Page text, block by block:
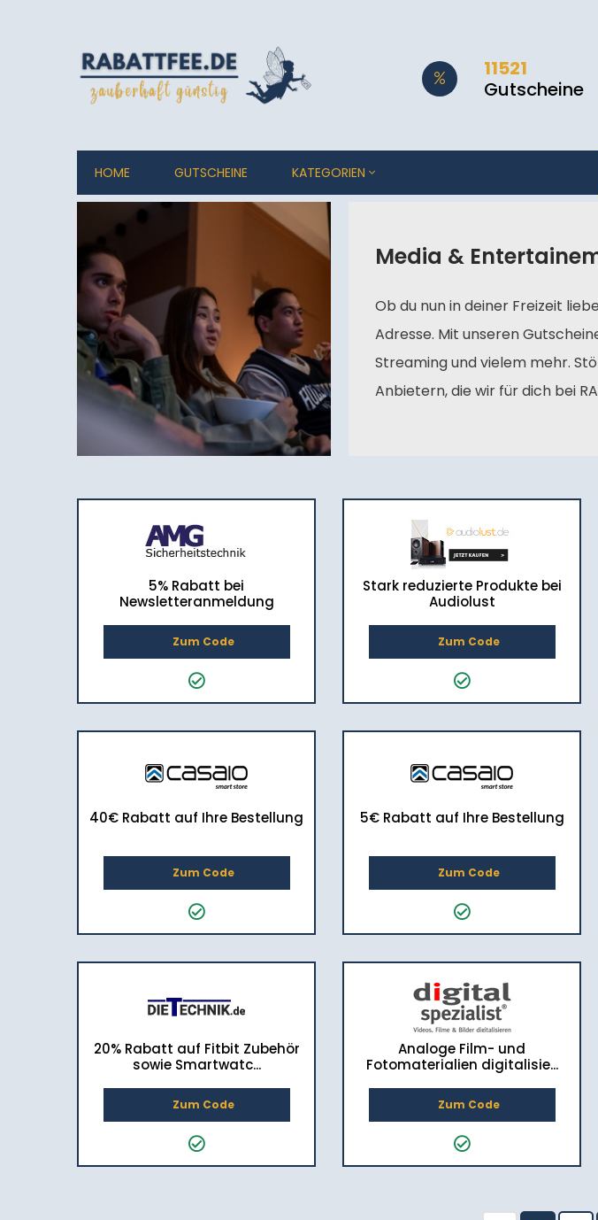
11521
Gutscheine
HOME GUTSCHEINE KATEGORIEN
Media &
Ob du nun in deiner Freizeit
Adresse. Mit unseren
Streaming und vielem mehr.
Anbietern, die wir für dich bei
5% Rabatt bei
Newsletteranmeldung
Zum Code
Stark reduzierte Produkte bei
Audiolust
Zum Code
40€ Rabatt auf Ihre Bestellung
Zum Code
5€ Rabatt auf Ihre Bestellung
Zum Code
20% Rabatt auf Fitbit Zubehör
sowie Smartwatc...
Zum Code
Analoge Film- und
Fotomaterialien digitalisie...
Zum Code